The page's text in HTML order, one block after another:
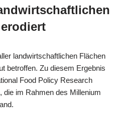
landwirtschaftlichen Flächen
betroffen. Zu diesem Ergebnis
Food Policy Research
die im Rahmen des Millenium